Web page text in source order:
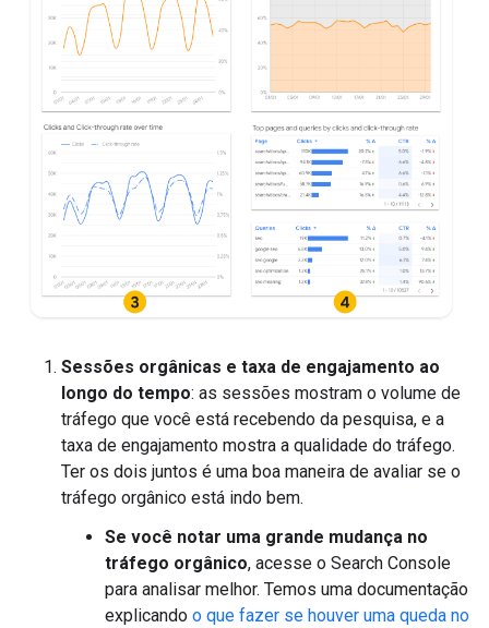
Sessões orgânicas e taxa de engajamento ao
longo do tempo: as sessões mostram o volume de
tráfego que você está recebendo da pesquisa, e a
taxa de engajamento mostra a qualidade do tráfego.
Ter os dois juntos é uma boa maneira de avaliar se o
tráfego orgânico está indo bem.
Se você notar uma grande mudança no
tráfego orgânico, acesse o Search Console
para analisar melhor. Temos uma documentação
explicando o que fazer se houver uma queda no